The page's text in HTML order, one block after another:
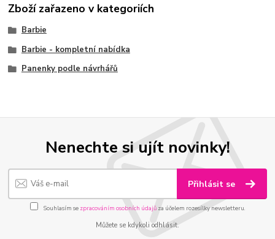
Zboží zařazeno v kategoriích
Barbie
Barbie - kompletní nabídka
Panenky podle návrhářů
Nenechte si ujít novinky!
Přihlásit se
Souhlasím se zpracováním osobních údajůza účelem rozesílky newsletteru.
Můžete se kdykoli odhlásit.